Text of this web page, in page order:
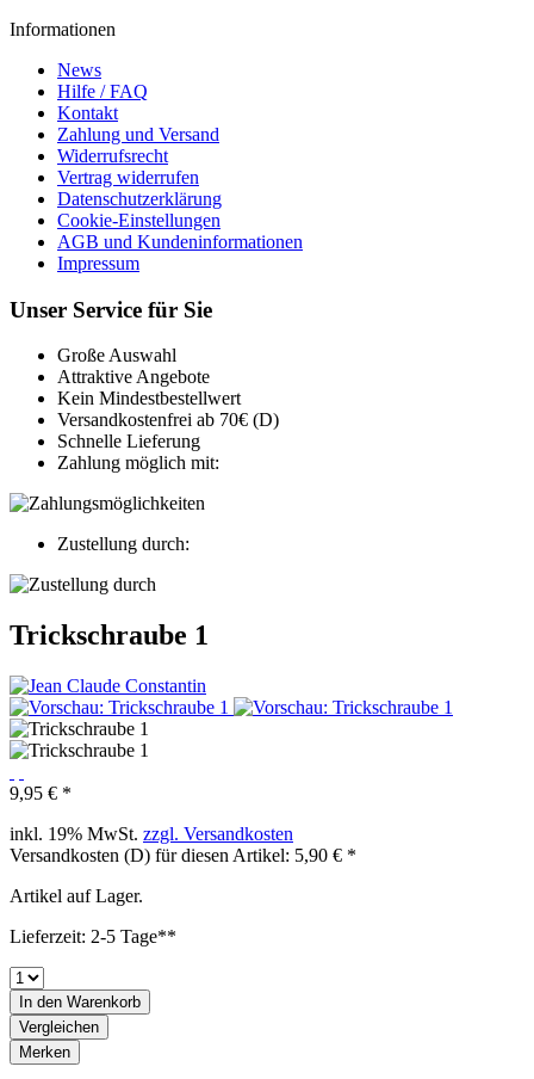
Informationen
News
Hilfe / FAQ
Kontakt
Zahlung und Versand
Widerrufsrecht
Vertrag widerrufen
Datenschutzerklärung
Cookie-Einstellungen
AGB und Kundeninformationen
Impressum
Unser Service für Sie
Große Auswahl
Attraktive Angebote
Kein Mindestbestellwert
Versandkostenfrei ab 70€ (D)
Schnelle Lieferung
Zahlung möglich mit:
Zustellung durch:
Trickschraube 1
9,95 € *
inkl. 19% MwSt. zzgl. Versandkosten
Versandkosten (D) für diesen Artikel: 5,90 € *
Artikel auf Lager.
Lieferzeit: 2-5 Tage**
In den Warenkorb
Vergleichen
Merken